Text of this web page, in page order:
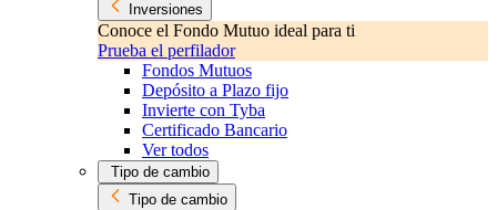
Inversiones
Conoce el Fondo Mutuo ideal para ti
Prueba el perfilador
Fondos Mutuos
Depósito a Plazo fijo
Invierte con Tyba
Certificado Bancario
Ver todos
Tipo de cambio
Tipo de cambio